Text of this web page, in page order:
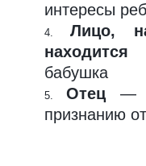
интересы
Лицо,
находится
бабушка
Отец—
признанию